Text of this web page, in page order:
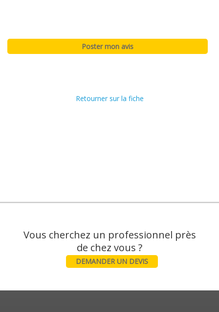
Retourner sur la fiche
Vous cherchez un professionnel près
DEMANDER UN DEVIS